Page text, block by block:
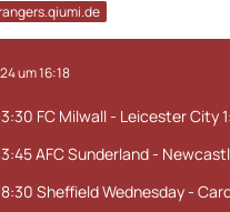
um 16:18
FC Milwall - Leicester City
AFC Sunderland -
Sheffield Wednesday -